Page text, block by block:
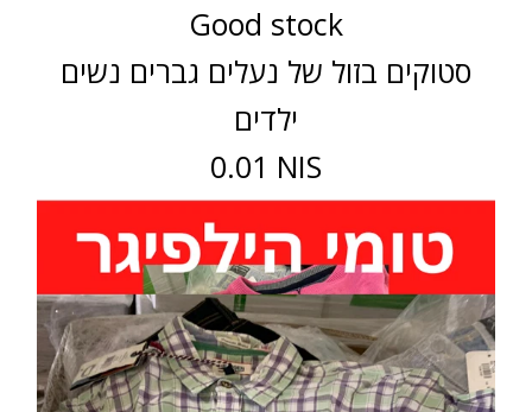
Good stock
סטוקים בזול של נעלים גברים נשים
ילדים
0.01 NIS